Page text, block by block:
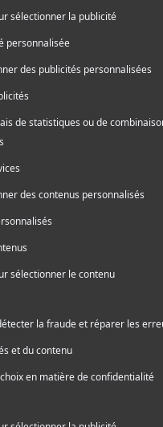
Une
pour
Le festival français
Cigarette After Sex,
rap et à l’électronique.
Rock en Seine2018